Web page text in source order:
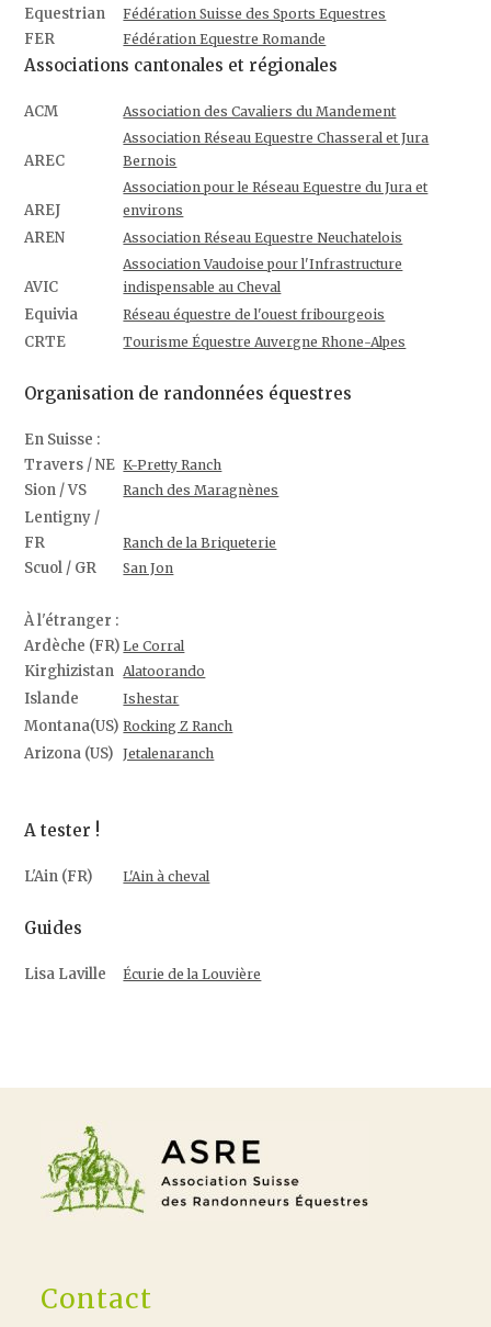
Equestrian
Fédération Suisse des Sports Equestres
FER Fédération Equestre Romande
Associations cantonales et régionales
ACM Association des Cavaliers du Mandement
AREC
Association Réseau Equestre Chasseral et Jura
Bernois
AREJ
Association pour le Réseau Equestre du Jura et
environs
AREN Association Réseau Equestre Neuchatelois
AVIC
Association Vaudoise pour l'Infrastructure
indispensable au Cheval
Equivia Réseau équestre de l'ouest fribourgeois
CRTE Tourisme Équestre Auvergne Rhone-Alpes
Organisation de randonnées équestres
En Suisse :
Travers / NE K-Pretty Ranch
Sion / VS Ranch des Maragnènes
Lentigny /
FR
Ranch de la Briqueterie
Scuol / GR San Jon
À l'étranger :
Ardèche (FR) Le Corral
Kirghizistan Alatoorando
Islande Ishestar
Montana(US) Rocking Z Ranch
Arizona (US) Jetalenaranch
A tester !
L'Ain (FR) L'Ain à cheval
Guides
Lisa Laville Écurie de la Louvière
Contact